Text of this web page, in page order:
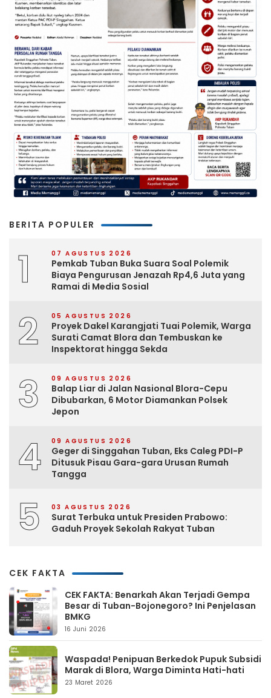
BERITA POPULER
1 07 AGUSTUS 2026
Pemkab Tuban Buka Suara Soal Polemik
Biaya Pengurusan Jenazah Rp4,6 Juta yang
Ramai di Media Sosial
2 05 AGUSTUS 2026
Proyek Dakel Karangjati Tuai Polemik, Warga
Surati Camat Blora dan Tembuskan ke
Inspektorat hingga Sekda
3 09 AGUSTUS 2026
Balap Liar di Jalan Nasional Blora-Cepu
Dibubarkan, 6 Motor Diamankan Polsek
Jepon
4 09 AGUSTUS 2026
Geger di Singgahan Tuban, Eks Caleg PDI-P
Ditusuk Pisau Gara-gara Urusan Rumah
Tangga
5 03 AGUSTUS 2026
Surat Terbuka untuk Presiden Prabowo:
Gaduh Proyek Sekolah Rakyat Tuban
CEK FAKTA
CEK FAKTA: Benarkah Akan Terjadi Gempa
Besar di Tuban-Bojonegoro? Ini Penjelasan
BMKG
16 Juni 2026
Waspada! Penipuan Berkedok Pupuk Subsidi
Marak di Blora, Warga Diminta Hati-hati
23 Maret 2026